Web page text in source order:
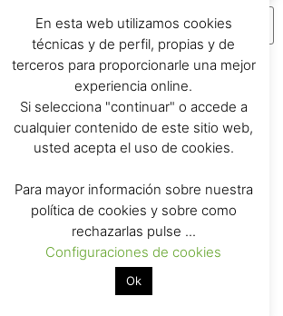
En esta web utilizamos cookies
técnicas y de perfil, propias y de
terceros para proporcionarle una mejor
experiencia online.
Si selecciona "continuar" o accede a
cualquier contenido de este sitio web,
usted acepta el uso de cookies.
Para mayor información sobre nuestra
política de cookies y sobre como
rechazarlas pulse ...
Configuraciones de cookies
Ok
POLITICAS
/ todos los derechos reservados